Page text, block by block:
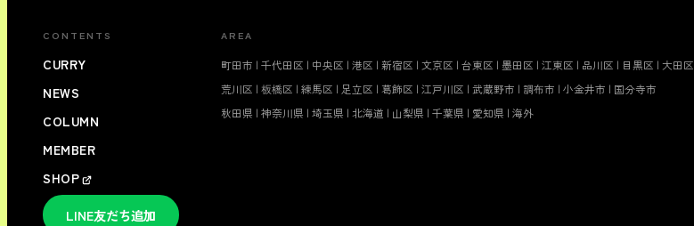
CONTENTS
CURRY
NEWS
COLUMN
MEMBER
SHOP
AREA
町田市 | 千代田区 | 中央区 | 港区 | 新宿区 | 文京区 | 台東区 | 墨田区 | 江東区 | 品川区 | 目黒区 | 大田区
荒川区 | 板橋区 | 練馬区 | 足立区 | 葛飾区 | 江戸川区 | 武蔵野市 | 調布市 | 小金井市 | 国分寺市
秋田県 | 神奈川県 | 埼玉県 | 北海道 | 山梨県 | 千葉県 | 愛知県 | 海外
LINE友だち追加